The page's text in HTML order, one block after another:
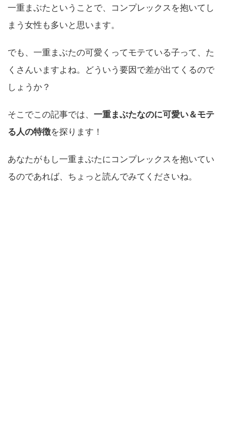
一重まぶたということで、コンプレックスを抱いてし
まう女性も多いと思います。
でも、一重まぶたの可愛くってモテている子って、た
くさんいますよね。どういう要因で差が出てくるので
しょうか？
そこでこの記事では、 一重まぶたなのに可愛い＆モテ
る人の特徴を探ります！
あなたがもし一重まぶたにコンプレックスを抱いてい
るのであれば、ちょっと読んでみてくださいね。